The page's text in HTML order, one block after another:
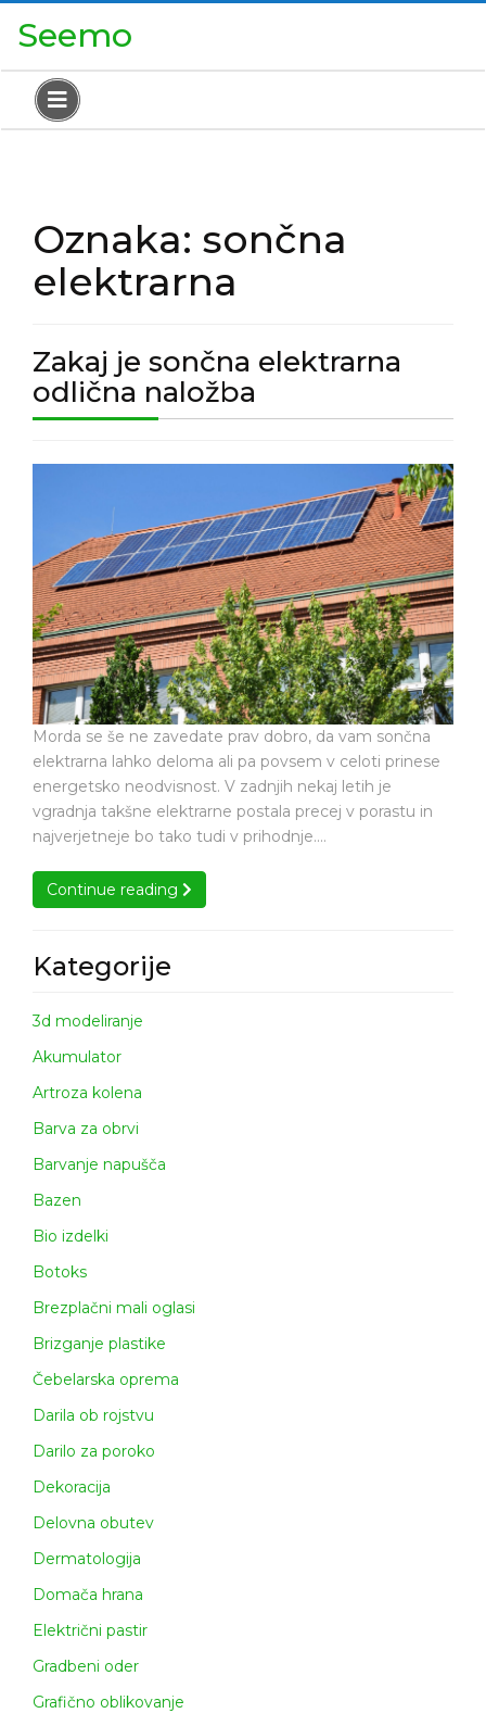
Seemo
Oznaka: sončna
elektrarna
Zakaj je sončna elektrarna
odlična naložba
je
elektrarna
odlična
naložba
elektrarna
odlična
naložba
Morda se še ne zavedate prav dobro, da vam sončna
elektrarna lahko deloma ali pa povsem v celoti prinese
energetsko neodvisnost. V zadnjih nekaj letih je
vgradnja takšne elektrarne postala precej v porastu in
najverjetneje bo tako tudi v prihodnje.…
Continue reading
Kategorije
3d modeliranje
Akumulator
Artroza kolena
Barva za obrvi
Barvanje napušča
Bazen
Bio izdelki
Botoks
Brezplačni mali oglasi
Brizganje plastike
Čebelarska oprema
Darila ob rojstvu
Darilo za poroko
Dekoracija
Delovna obutev
Dermatologija
Domača hrana
Električni pastir
Gradbeni oder
Grafično oblikovanje